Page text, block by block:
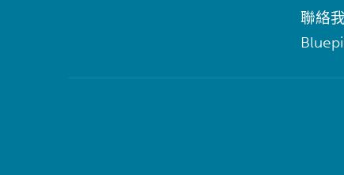
聯絡